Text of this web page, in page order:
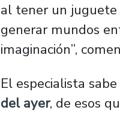
al tener un juguete
generar mundos
imaginación”,
El especialista
del ayer, de esos